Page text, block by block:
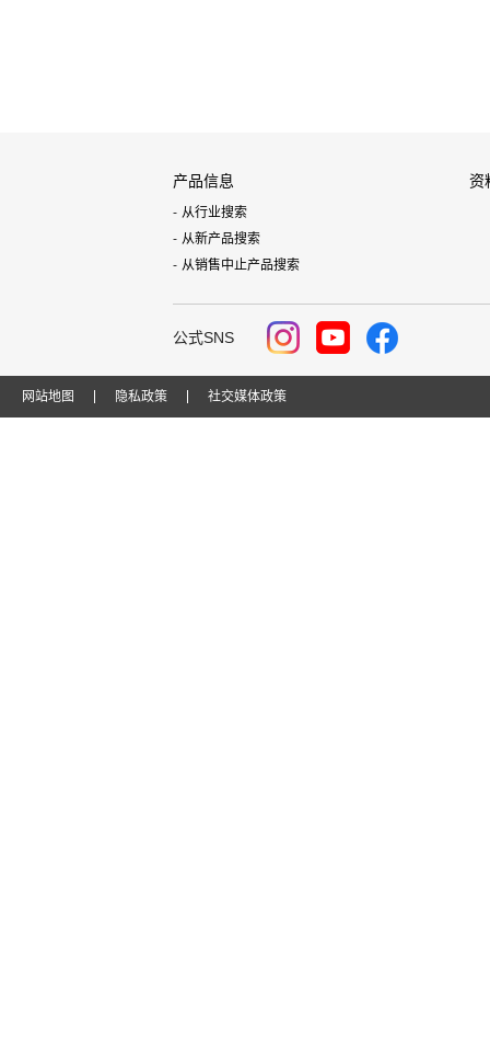
产品信息
从行业搜索
从新产品搜索
从销售中止产品搜索
资
公式SNS
网站地图 隐私政策 社交媒体政策